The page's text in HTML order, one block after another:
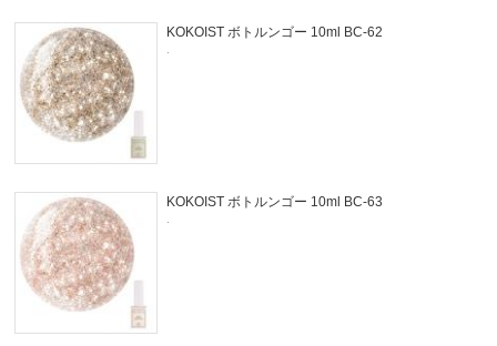
KOKOIST ボトルンゴー 10ml BC-62
.
KOKOIST ボトルンゴー 10ml BC-63
.